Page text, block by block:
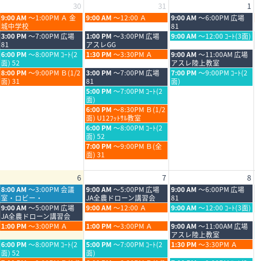
30 31 1
木
曜
日,
7
月
30th
2026
9:00 AM ～1:00PM Ａ 金
城中学校
金
曜
日,
7
月
31st
2026
9:00 AM ～12:00 Ａ
土
曜
日,
8
月
1st
2026
9:00 AM ～6:00PM 広場
81
木
曜
日,
7
月
30th
2026
3:00 PM ～7:00PM 広場
81
金
曜
日,
7
月
31st
2026
1:00 PM ～3:00PM 広場
アスレGG
土
曜
日,
8
月
1st
2026
9:00 AM ～12:00 ｺｰﾄ(3面)
木
曜
日,
7
月
6:00 PM ～8:00PM ｺｰﾄ(2
面) 52
金
曜
日,
7
月
31st
2026
1:30 PM ～3:30PM Ａ
土
曜
日,
8
月
9:00 AM ～11:00AM 広場
アスレ陸上教室
木
曜
日,
8:00 PM ～9:00PM Ｂ(1/2
面) 31
金
曜
日,
7
月
31st
2026
3:00 PM ～7:00PM 広場
81
土
曜
日,
7:00 PM ～9:00PM ｺｰﾄ(2
面)
金
曜
日,
7
月
31st
2026
5:00 PM ～7:00PM ｺｰﾄ(2
面)
金
曜
日,
7
月
31st
2026
6:00 PM ～8:30PM Ｂ(1/2
面) U12ﾌｯﾄｻﾙ教室
金
曜
日,
7
月
31st
6:00 PM ～8:00PM ｺｰﾄ(2
面) 52
金
曜
日,
7
31st
2026
7:00 PM ～9:00PM Ｂ(全
面) 31
6 7 8
木
曜
日,
8
月
6th
2026
8:00 AM ～3:00PM 会議
室・ロビー・
金
曜
日,
8
月
7th
2026
9:00 AM ～5:00PM 広場
JA全農ドローン講習会
土
曜
日,
8
月
8th
2026
9:00 AM ～6:00PM 広場
81
木
曜
日,
8
月
6th
2026
9:00 AM ～5:00PM 広場
JA全農ドローン講習会
金
曜
日,
8
月
7th
2026
9:00 AM ～12:00 Ａ
土
曜
日,
8
月
8th
2026
9:00 AM ～12:00 ｺｰﾄ(3面)
木
曜
日,
8
1:00 PM ～3:00PM Ａ
金
曜
日,
8
1:00 PM ～3:00PM Ａ
土
曜
日,
8
9:00 AM ～11:00AM 広場
アスレ陸上教室
木
曜
6:00 PM ～8:00PM ｺｰﾄ(2
面) 52
金
曜
5:00 PM ～7:00PM ｺｰﾄ(2
面)
土
曜
1:30 PM ～3:30PM Ａ